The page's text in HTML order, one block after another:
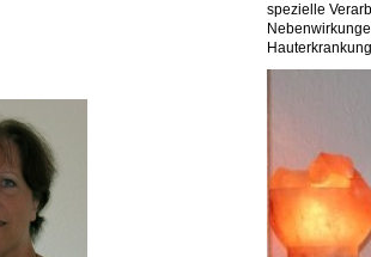
spezielle